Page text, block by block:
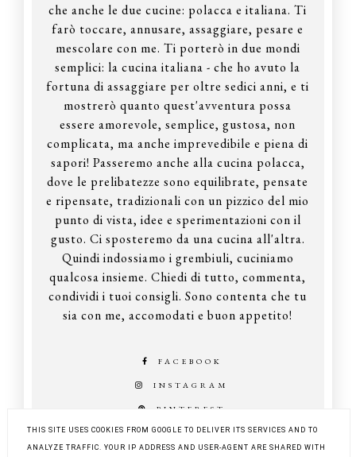
che anche le due cucine: polacca e italiana. Ti
farò toccare, annusare, assaggiare, pesare e
mescolare con me. Ti porterò in due mondi
semplici: la cucina italiana - che ho avuto la
fortuna di assaggiare per oltre sedici anni, e ti
mostrerò quanto quest'avventura possa
essere amorevole, semplice, gustosa, non
complicata, ma anche imprevedibile e piena di
sapori! Passeremo anche alla cucina polacca,
dove le prelibatezze sono equilibrate, pensate
e ripensate, tradizionali con un pizzico del mio
punto di vista, idee e sperimentazioni con il
gusto. Ci sposteremo da una cucina all'altra.
Quindi indossiamo i grembiuli, cuciniamo
qualcosa insieme. Chiedi di tutto, commenta,
condividi i tuoi consigli. Sono contenta che tu
sia con me, accomodati e buon appetito!
FACEBOOK
INSTAGRAM
PINTEREST
THIS SITE USES COOKIES FROM GOOGLE TO DELIVER ITS SERVICES AND TO
ANALYZE TRAFFIC. YOUR IP ADDRESS AND USER-AGENT ARE SHARED WITH